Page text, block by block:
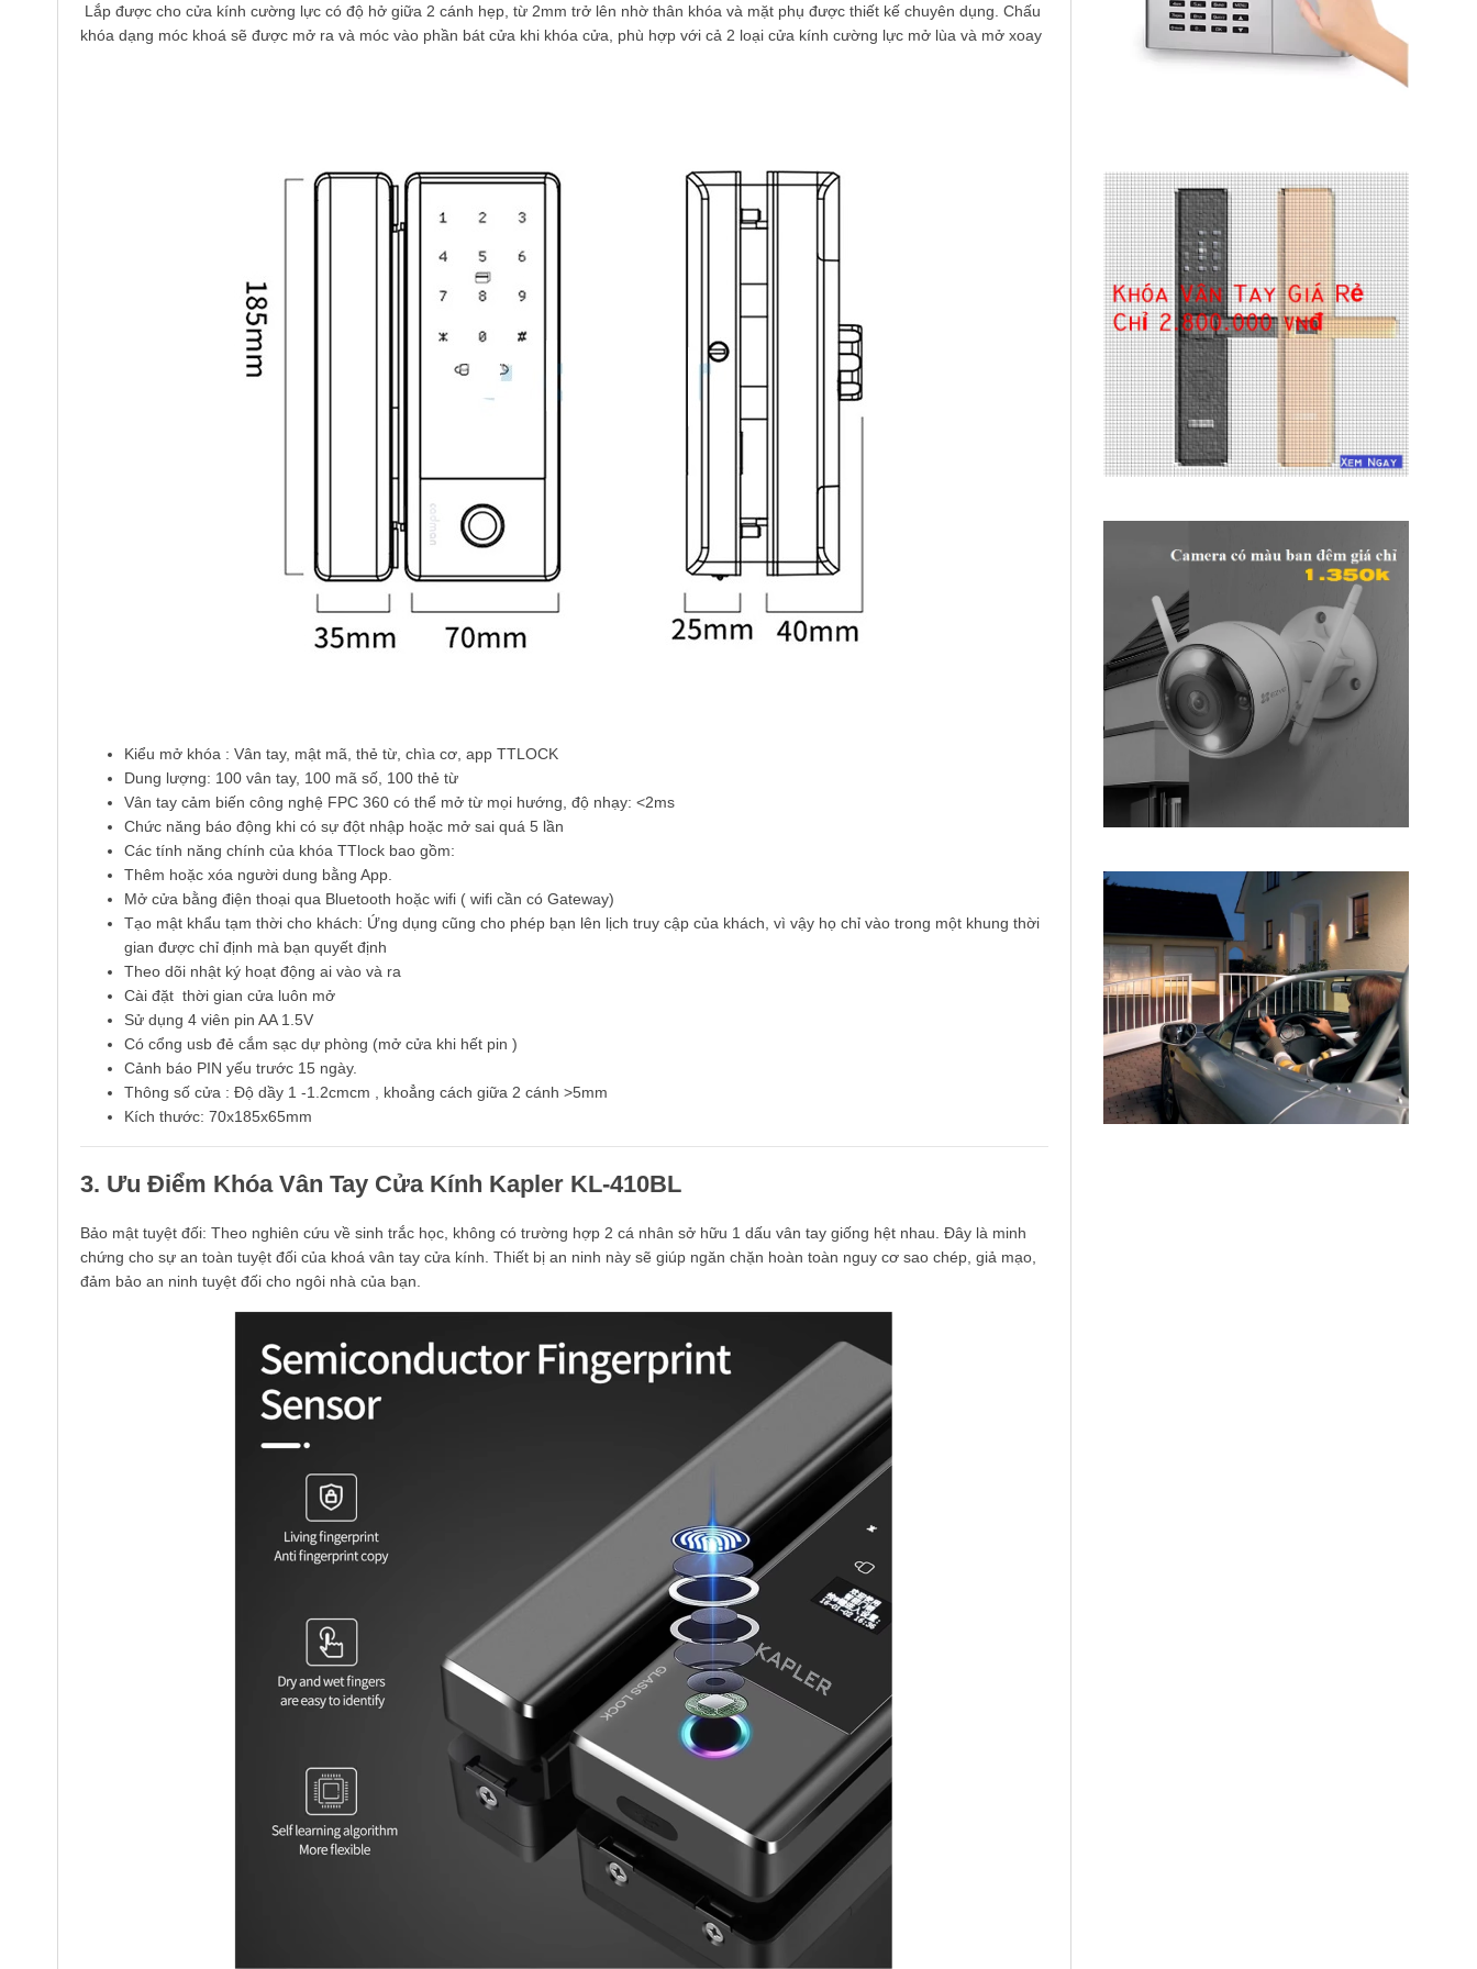
Lắp được cho cửa kính cường lực có độ hở giữa 2 cánh hẹp, từ 2mm trở lên nhờ thân khóa và mặt phụ được thiết kế chuyên dụng. Chấu
khóa dạng móc khoá sẽ được mở ra và móc vào phần bát cửa khi khóa cửa, phù hợp với cả 2 loại cửa kính cường lực mở lùa và mở xoay
Kiểu mở khóa : Vân tay, mật mã, thẻ từ, chìa cơ, app TTLOCK
Dung lượng: 100 vân tay, 100 mã số, 100 thẻ từ
Vân tay cảm biến công nghệ FPC 360 có thể mở từ mọi hướng, độ nhạy: <2ms
Chức năng báo động khi có sự đột nhập hoặc mở sai quá 5 lần
Các tính năng chính của khóa TTlock bao gồm:
Thêm hoặc xóa người dung bằng App.
Mở cửa bằng điện thoại qua Bluetooth hoặc wifi ( wifi cần có Gateway)
Tạo mật khẩu tạm thời cho khách: Ứng dụng cũng cho phép bạn lên lịch truy cập của khách, vì vậy họ chỉ vào trong một khung thời
gian được chỉ định mà bạn quyết định
Theo dõi nhật ký hoạt động ai vào và ra
Cài đặt thời gian cửa luôn mở
Sử dụng 4 viên pin AA 1.5V
Có cổng usb đẻ cắm sạc dự phòng (mở cửa khi hết pin )
Cảnh báo PIN yếu trước 15 ngày.
Thông số cửa : Độ dầy 1 -1.2cmcm , khoẳng cách giữa 2 cánh >5mm
Kích thước: 70x185x65mm
3. Ưu Điểm Khóa Vân Tay Cửa Kính Kapler KL-410BL
Bảo mật tuyệt đối: Theo nghiên cứu về sinh trắc học, không có trường hợp 2 cá nhân sở hữu 1 dấu vân tay giống hệt nhau. Đây là minh
chứng cho sự an toàn tuyệt đối của khoá vân tay cửa kính. Thiết bị an ninh này sẽ giúp ngăn chặn hoàn toàn nguy cơ sao chép, giả mạo,
đảm bảo an ninh tuyệt đối cho ngôi nhà của bạn.